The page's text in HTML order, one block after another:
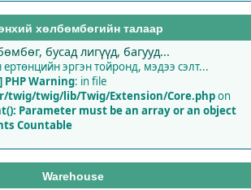
хөлбөмбөгийн талаар
бусад лигүүд, багууд...
эргэн тойронд, мэдээ сэлт...
PHP Warning: in file
twig/twig/lib/Twig/Extension/Core.phpon
Parameter must be an array or an object
Countable
Warehouse